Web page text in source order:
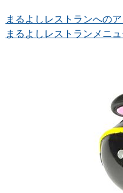
まるよしレストランへの
まるよしレストランメニ